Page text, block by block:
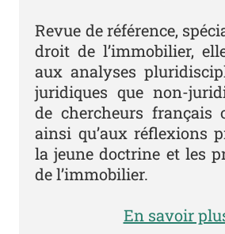
Revue de référence,
droit de l’immobilier,
aux analyses
juridiques que non-
de chercheurs français
ainsi qu’aux réflexions
la jeune doctrine et les
de l’immobilier.
En savoir